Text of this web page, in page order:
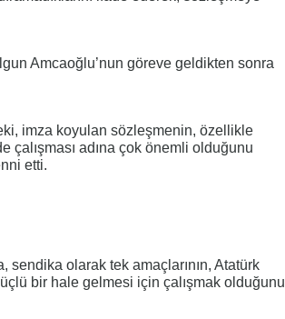
Amcaoğlu’nun göreve geldikten sonra
imza koyulan sözleşmenin, özellikle
çalışması adına çok önemli olduğunu
etti.
sendika olarak tek amaçlarının, Atatürk
bir hale gelmesi için çalışmak olduğunu